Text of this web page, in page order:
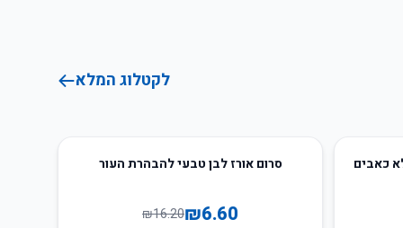
לקטלוג המלא
כאבים
סרום אורז לבן טבעי להבהרת העור
₪6.60
₪16.20